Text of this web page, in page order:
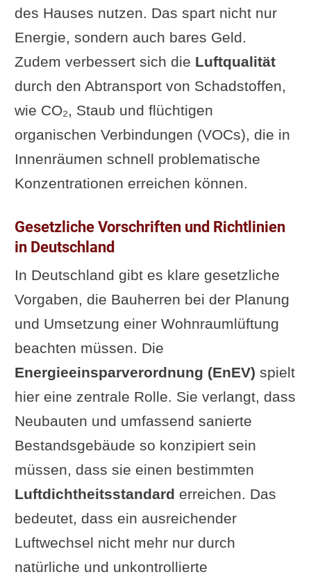
des Hauses nutzen. Das spart nicht nur
Energie, sondern auch bares Geld.
Zudem verbessert sich die Luftqualität
durch den Abtransport von Schadstoffen,
wie CO₂, Staub und flüchtigen
organischen Verbindungen (VOCs), die in
Innenräumen schnell problematische
Konzentrationen erreichen können.
Gesetzliche Vorschriften und Richtlinien
in Deutschland
In Deutschland gibt es klare gesetzliche
Vorgaben, die Bauherren bei der Planung
und Umsetzung einer Wohnraumlüftung
beachten müssen. Die
Energieeinsparverordnung (EnEV) spielt
hier eine zentrale Rolle. Sie verlangt, dass
Neubauten und umfassend sanierte
Bestandsgebäude so konzipiert sein
müssen, dass sie einen bestimmten
Luftdichtheitsstandard erreichen. Das
bedeutet, dass ein ausreichender
Luftwechsel nicht mehr nur durch
natürliche und unkontrollierte